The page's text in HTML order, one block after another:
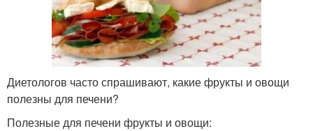
Диетологов часто спрашивают, какие фрукты и овощи
полезны для печени?
Полезные для печени фрукты и овощи: